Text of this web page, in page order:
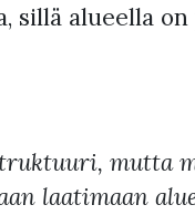
sillä alueella
mutta
laatimaan